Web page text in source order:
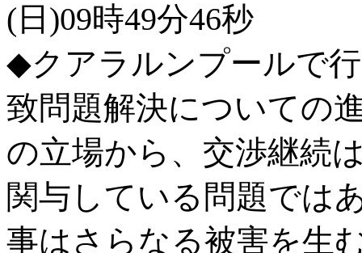
(日)09時49分46秒
◆クアラルンプールで
致問題解決についての
の立場から、交渉継続
関与している問題では
事はさらなる被害を生